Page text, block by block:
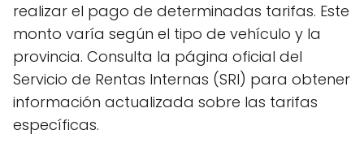
realizar el pago de determinadas tarifas. Este
monto varía según el tipo de vehículo y la
provincia. Consulta la página oficial del
Servicio de Rentas Internas (SRI) para obtener
información actualizada sobre las tarifas
específicas.